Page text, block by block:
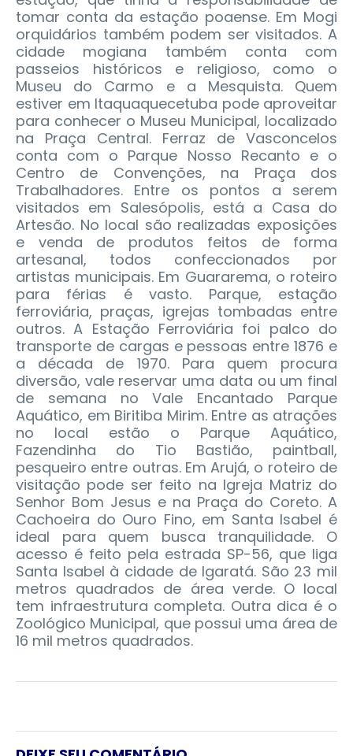
tomar conta da estação poaense. Em Mogi
orquidários também podem ser visitados. A
cidade mogiana também conta com
passeios históricos e religioso, como o
Museu do Carmo e a Mesquista. Quem
estiver em Itaquaquecetuba pode aproveitar
para conhecer o Museu Municipal, localizado
na Praça Central. Ferraz de Vasconcelos
conta com o Parque Nosso Recanto e o
Centro de Convenções, na Praça dos
Trabalhadores. Entre os pontos a serem
visitados em Salesópolis, está a Casa do
Artesão. No local são realizadas exposições
e venda de produtos feitos de forma
artesanal, todos confeccionados por
artistas municipais. Em Guararema, o roteiro
para férias é vasto. Parque, estação
ferroviária, praças, igrejas tombadas entre
outros. A Estação Ferroviária foi palco do
transporte de cargas e pessoas entre 1876 e
a década de 1970. Para quem procura
diversão, vale reservar uma data ou um final
de semana no Vale Encantado Parque
Aquático, em Biritiba Mirim. Entre as atrações
no local estão o Parque Aquático,
Fazendinha do Tio Bastião, paintball,
pesqueiro entre outras. Em Arujá, o roteiro de
visitação pode ser feito na Igreja Matriz do
Senhor Bom Jesus e na Praça do Coreto. A
Cachoeira do Ouro Fino, em Santa Isabel é
ideal para quem busca tranquilidade. O
acesso é feito pela estrada SP-56, que liga
Santa Isabel à cidade de Igaratá. São 23 mil
metros quadrados de área verde. O local
tem infraestrutura completa. Outra dica é o
Zoológico Municipal, que possui uma área de
16 mil metros quadrados.